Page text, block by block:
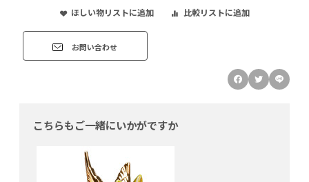
ほしい物リストに追加 比較リストに追加
お問い合わせ
こちらもご一緒にいかがですか